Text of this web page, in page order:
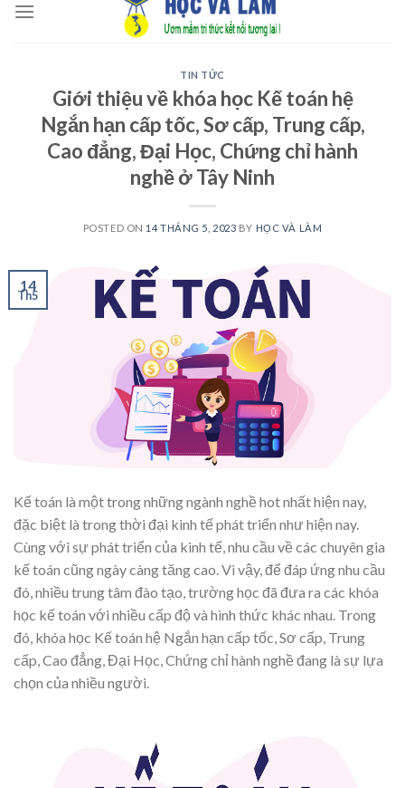
TIN TỨC
Giới thiệu về khóa học Kế toán hệ
Ngắn hạn cấp tốc, Sơ cấp, Trung cấp,
Cao đẳng, Đại Học, Chứng chỉ hành
nghề ở Tây Ninh
POSTED ON 14 THÁNG 5, 2023 BY HỌC VÀ LÀM
14
Th5
Kế toán là một trong những ngành nghề hot nhất hiện nay,
đặc biệt là trong thời đại kinh tế phát triển như hiện nay.
Cùng với sự phát triển của kinh tế, nhu cầu về các chuyên gia
kế toán cũng ngày càng tăng cao. Vì vậy, để đáp ứng nhu cầu
đó, nhiều trung tâm đào tạo, trường học đã đưa ra các khóa
học kế toán với nhiều cấp độ và hình thức khác nhau. Trong
đó, khóa học Kế toán hệ Ngắn hạn cấp tốc, Sơ cấp, Trung
cấp, Cao đẳng, Đại Học, Chứng chỉ hành nghề đang là sự lựa
chọn của nhiều người.